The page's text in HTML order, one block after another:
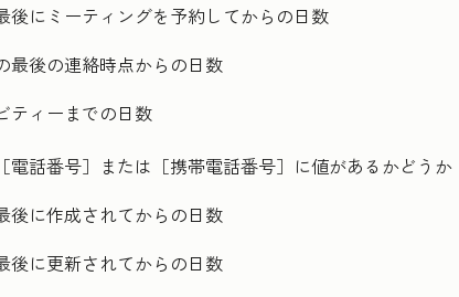
後にミーティングを予約してからの日数
最後の連絡時点からの日数
ティーまでの日数
話番号］ または［携帯電話番号］ に値があるかどうか
後に作成されてからの日数
後に更新されてからの日数